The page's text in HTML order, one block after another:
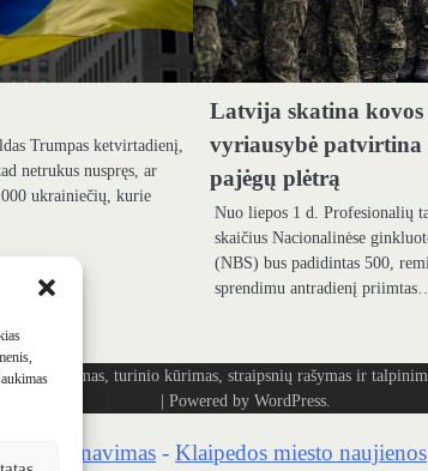
Trumpas ketvirtadienį,
netrukus nuspręs, ar
ukrainiečių, kurie
Latvija skatina kovos
vyriausybė
pajėgų plėtrą
Nuo liepos 1 d. Profesionalių
skaičius Nacionalinėse
(NBS) bus padidintas 500,
sprendimu antradienį priimtas…
rašymas, turinio kūrimas, straipsnių rašymas ir
| Powered by WordPress
skenavimas - Klaipedos miesto naujienos